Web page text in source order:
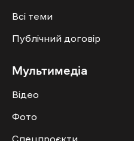
Всі теми
Публічний договір
Мультимедіа
Відео
Фото
Спецпроєкти